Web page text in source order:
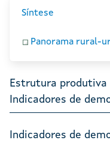
Síntese
Panorama rural-
Estrutura
Indicadores de
Indicadores de